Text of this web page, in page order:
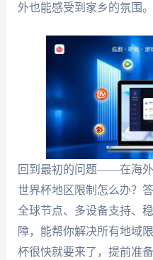
外也能感受到家乡的氛围。
回到最初的问题——在海
世界杯地区限制怎么办？
全球节点、多设备支持、
障，能帮你解决所有地域
杯很快就要来了，提前准